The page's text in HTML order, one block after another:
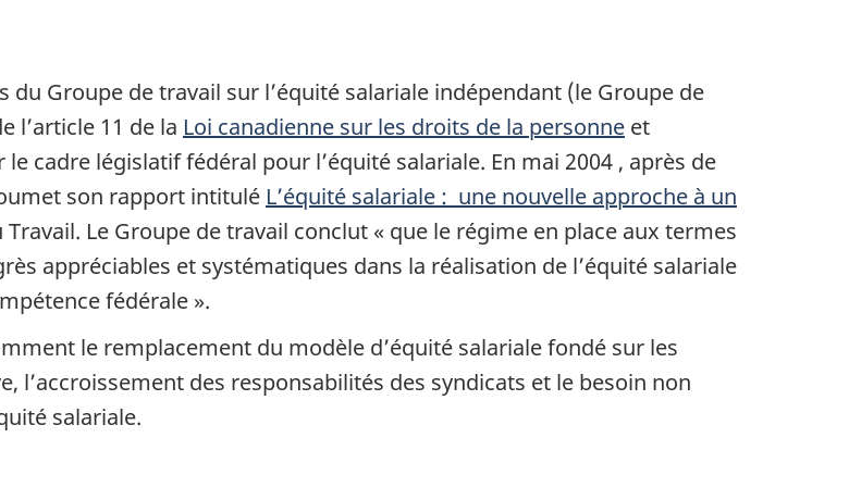
Groupe de travail sur l’équité salariale indépendant (le Groupe de
l’article 11 de la Loi canadienne sur les droits de la personne et
cadre législatif fédéral pour l’équité salariale. En mai 2004 , après de
son rapport intitulé L’équité salariale : une nouvelle approche à un
Le Groupe de travail conclut « que le régime en place aux termes
appréciables et systématiques dans la réalisation de l’équité salariale
fédérale ».
le remplacement du modèle d’équité salariale fondé sur les
l’accroissement des responsabilités des syndicats et le besoin non
salariale.